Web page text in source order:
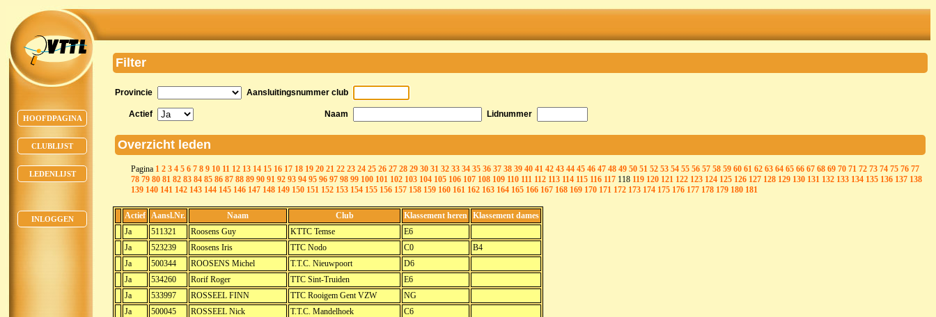
HOOFDPAGINA
CLUBLIJST
LEDENLIJST
INLOGGEN
Filter
Provincie Aansluitingsnummer club
Actief Naam Lidnummer
Overzicht leden
Pagina 1 2 3 4 5 6 7 8 9 10 11 12 13 14 15 16 17 18 19 20 21 22 23 24 25 26 27 28 29 30 31 32 33 34 35 36 37 38 39 40 41 42 43 44 45 46 47 48 49 50 51 52 53 54 55 56 57 58 59 60 61 62 63 64 65 66 67 68 69 70 71 72 73 74 75 76 77
78 79 80 81 82 83 84 85 86 87 88 89 90 91 92 93 94 95 96 97 98 99 100 101 102 103 104 105 106 107 108 109 110 111 112 113 114 115 116 117 118 119 120 121 122 123 124 125 126 127 128 129 130 131 132 133 134 135 136 137 138
139 140 141 142 143 144 145 146 147 148 149 150 151 152 153 154 155 156 157 158 159 160 161 162 163 164 165 166 167 168 169 170 171 172 173 174 175 176 177 178 179 180 181
Actief Aansl.Nr. Naam Club Klassement heren Klassement dames
Ja
511321 Roosens Guy KTTC Temse
E6
Ja
523239 Roosens Iris TTC Nodo C0
B4
Ja
500344 ROOSENS Michel T.T.C. Nieuwpoort
D6
Ja
534260 Rorif Roger TTC Sint-Truiden
E6
Ja
533997 ROSSEEL FINN TTC Rooigem Gent VZW
NG
Ja
500045 ROSSEEL Nick T.T.C. Mandelhoek
C6